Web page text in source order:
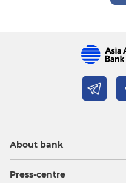
About bank
Press-centre